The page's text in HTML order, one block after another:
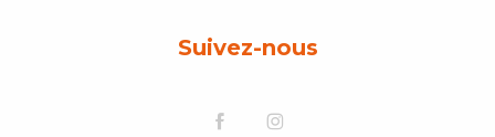
Suivez-nous